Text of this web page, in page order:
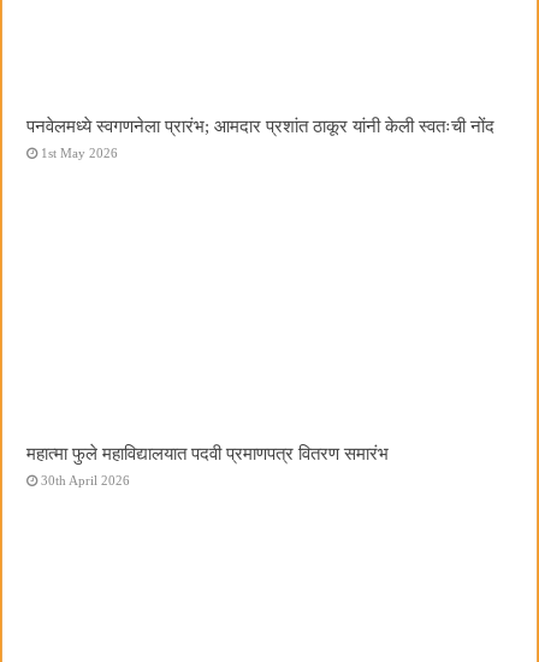
पनवेलमध्ये स्वगणनेला प्रारंभ; आमदार प्रशांत ठाकूर यांनी केली स्वतःची नोंद
1st May 2026
महात्मा फुले महाविद्यालयात पदवी प्रमाणपत्र वितरण समारंभ
30th April 2026